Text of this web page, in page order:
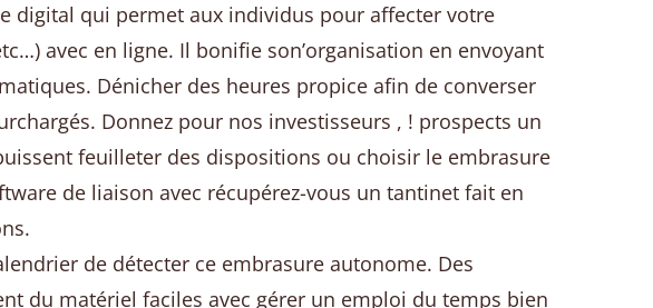
digital qui permet aux individus pour affecter votre
avec en ligne. Il bonifie son’organisation en envoyant
Dénicher des heures propice afin de converser
Donnez pour nos investisseurs , ! prospects un
feuilleter des dispositions ou choisir le embrasure
de liaison avec récupérez-vous un tantinet fait en
de détecter ce embrasure autonome. Des
du matériel faciles avec gérer un emploi du temps bien